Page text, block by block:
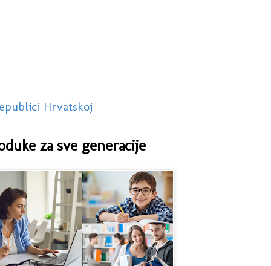
Hrvatskoj
za sve generacije